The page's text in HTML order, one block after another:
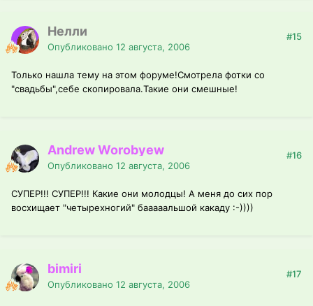
Нелли
Опубликовано 12 августа, 2006
#15
Только нашла тему на этом форуме!Смотрела фотки со
"свадьбы",себе скопировала.Такие они смешные!
Andrew Worobyew
Опубликовано 12 августа, 2006
#16
СУПЕР!!! СУПЕР!!! Какие они молодцы! А меня до сих пор
восхищает "четырехногий" бааааальшой какаду :-))))
bimiri
Опубликовано 12 августа, 2006
#17